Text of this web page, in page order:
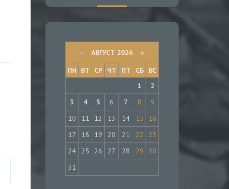
« АВГУСТ 2026 »
ПН
ВТ СР ЧТ ПТ СБ
ВС
1
2
3
4 5 6 7 8
9
10
11 12 13 14 15
16
17
18 19 20 21 22
23
24
25 26 27 28 29
30
31